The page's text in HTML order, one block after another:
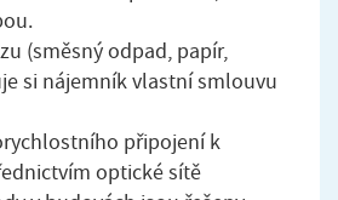
(směsný odpad, papír,
si nájemník vlastní smlouvu
připojení k
optické sítě